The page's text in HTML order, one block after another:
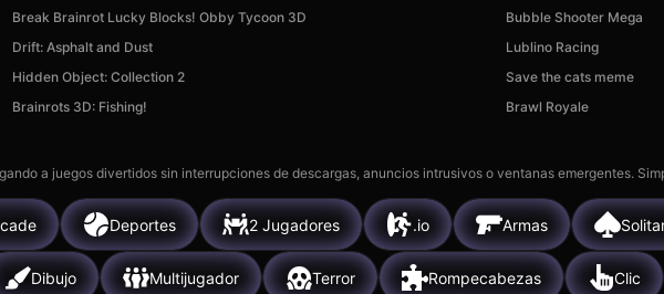
Break Brainrot Lucky Blocks! Obby Tycoon 3D
Bubble Shooter Mega
Drift: Asphalt and Dust
Lublino Racing
Hidden Object: Collection 2
Save the cats meme
Brainrots 3D: Fishing! Brawl Royale
a juegos divertidos sin interrupciones de descargas, anuncios intrusivos o ventanas emergentes.
Deportes 2 Jugadores .io Armas
Dibujo Multijugador Terror Rompecabezas Clic